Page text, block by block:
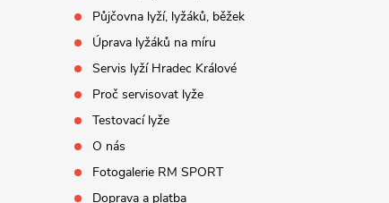
Půjčovna lyží, lyžáků, běžek
Úprava lyžáků na míru
Servis lyží Hradec Králové
Proč servisovat lyže
Testovací lyže
O nás
Fotogalerie RM SPORT
Doprava a platba